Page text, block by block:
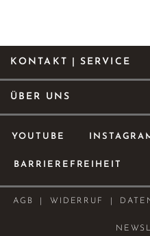
KONTAKT | SERVICE
AGB WIDERRUF
ÜBER UNS
YOUTUBE
BARRIEREFREIHEIT